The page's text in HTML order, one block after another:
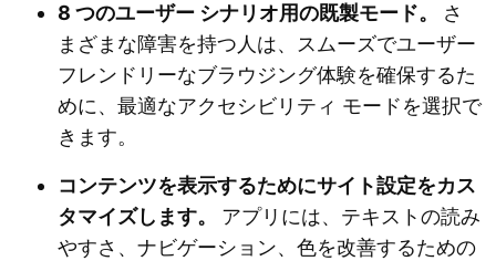
8 つのユーザー シナリオ用の既製モード。 さ
まざまな障害を持つ人は、スムーズでユーザー
フレンドリーなブラウジング体験を確保するた
めに、最適なアクセシビリティ モードを選択で
きます。
コンテンツを表示するためにサイト設定をカス
タマイズします。 アプリには、テキストの読み
やすさ、ナビゲーション、色を改善するための